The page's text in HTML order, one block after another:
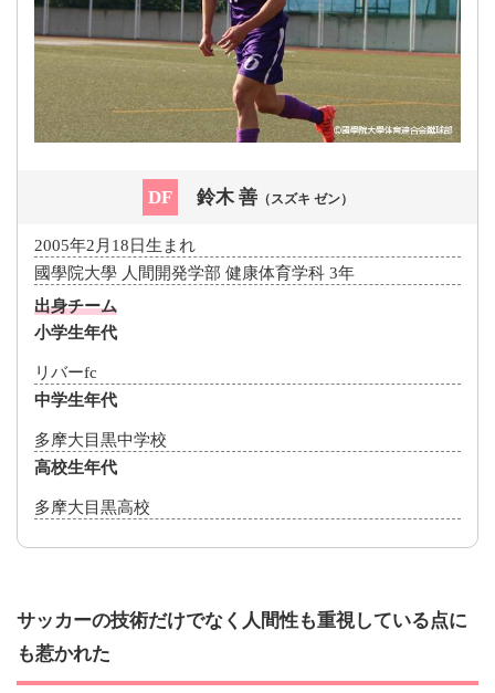
DF 鈴木 善（スズキ ゼン）
2005年2月18日生まれ
國學院大學 人間開発学部 健康体育学科 3年
出身チーム
小学生年代
リバーfc
中学生年代
多摩大目黒中学校
高校生年代
多摩大目黒高校
サッカーの技術だけでなく人間性も重視している点に
も惹かれた